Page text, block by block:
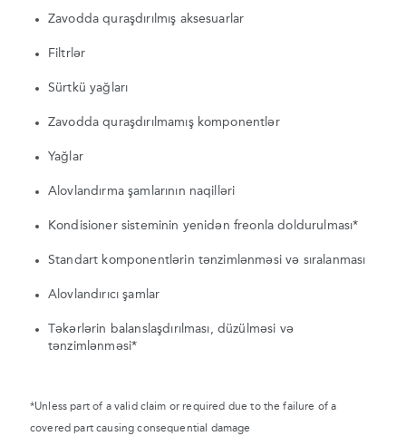
Zavodda quraşdırılmış aksesuarlar
Filtrlər
Sürtkü yağları
Zavodda quraşdırılmamış komponentlər
Yağlar
Alovlandırma şamlarının naqilləri
Kondisioner sisteminin yenidən freonla doldurulması*
Standart komponentlərin tənzimlənməsi və sıralanması
Alovlandırıcı şamlar
Təkərlərin balanslaşdırılması, düzülməsi və
tənzimlənməsi*
*Unless part of a valid claim or required due to the failure of a
covered part causing consequential damage